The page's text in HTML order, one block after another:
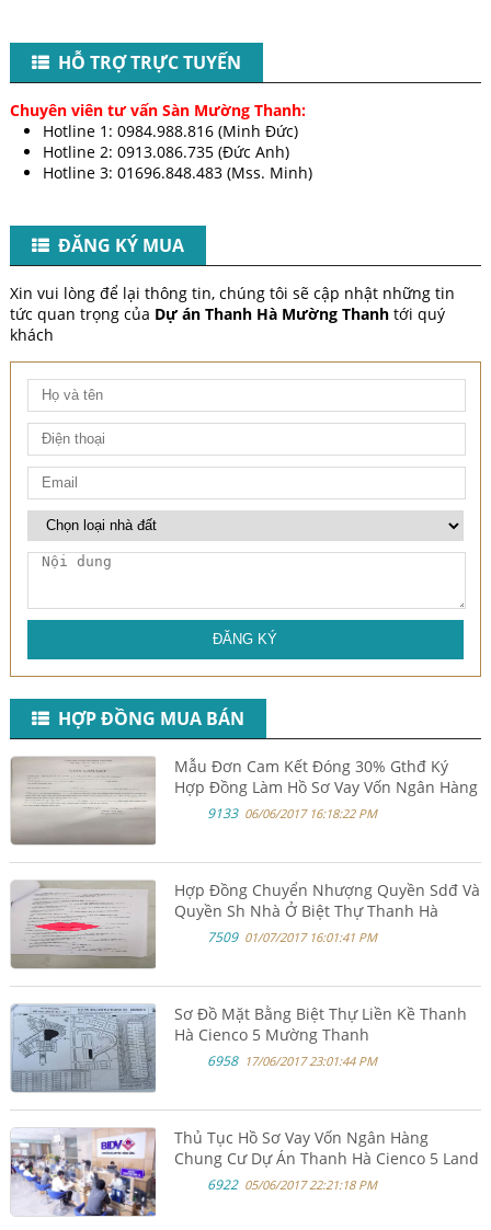
HỖ TRỢ TRỰC TUYẾN
Chuyên viên tư vấn Sàn Mường Thanh:
Hotline 1: 0984.988.816 (Minh Đức)
Hotline 2: 0913.086.735 (Đức Anh)
Hotline 3: 01696.848.483 (Mss. Minh)​
ĐĂNG KÝ MUA
Xin vui lòng để lại thông tin, chúng tôi sẽ cập nhật những tin
tức quan trọng của Dự án Thanh Hà Mường Thanhtới quý
khách
ĐĂNG KÝ
HỢP ĐỒNG MUA BÁN
Mẫu Đơn Cam Kết Đóng 30% Gthđ Ký
Hợp Đồng Làm Hồ Sơ Vay Vốn Ngân Hàng
9133 06/06/2017 16:18:22 PM
Hợp Đồng Chuyển Nhượng Quyền Sdđ Và
Quyền Sh Nhà Ở Biệt Thự Thanh Hà
Cienco 5 Mường Thanh
7509 01/07/2017 16:01:41 PM
Sơ Đồ Mặt Bằng Biệt Thự Liền Kề Thanh
Hà Cienco 5 Mường Thanh
6958 17/06/2017 23:01:44 PM
Thủ Tục Hồ Sơ Vay Vốn Ngân Hàng
Chung Cư Dự Án Thanh Hà Cienco 5 Land
6922 05/06/2017 22:21:18 PM